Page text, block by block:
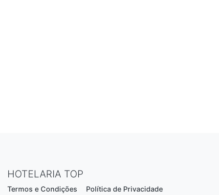
HOTELARIA TOP
Termos e Condições Política de Privacidade